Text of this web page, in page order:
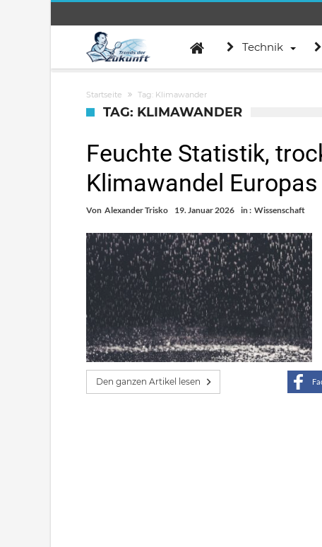
Technik
Startseite Tag: Klimawander
TAG: KLIMAWANDER
Feuchte Statistik,
Klimawandel
Von Alexander Trisko 19. Januar 2026 in : Wissenschaft
Den ganzen Artikel lesen